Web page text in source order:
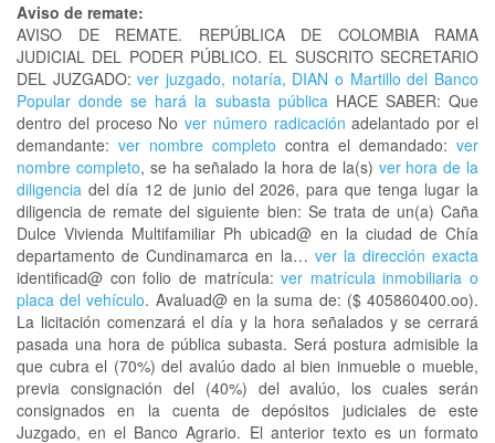
Aviso de remate:
AVISO DE REMATE. REPÚBLICA DE COLOMBIA RAMA
JUDICIAL DEL PODER PÚBLICO. EL SUSCRITO SECRETARIO
DEL JUZGADO: ver juzgado, notaría, DIAN o Martillo del Banco
Popular donde se hará la subasta públicaHACE SABER: Que
dentro del proceso Nover número radicación adelantado por el
demandante: ver nombre completo contra el demandado: ver
nombre completo, se ha señalado la hora de la(s) ver hora de la
diligencia del día 12 de junio del 2026, para que tenga lugar la
diligencia de remate del siguiente bien: Se trata de un(a) Caña
Dulce Vivienda Multifamiliar Ph ubicad@ en la ciudad de Chía
departamento de Cundinamarca en la… ver la dirección exacta
identificad@ con folio de matrícula:ver matrícula inmobiliaria o
placa del vehículo. Avaluad@ en la suma de: ($ 405860400.oo).
La licitación comenzará el día y la hora señalados y se cerrará
pasada una hora de pública subasta. Será postura admisible la
que cubra el (70%) del avalúo dado al bien inmueble o mueble,
previa consignación del (40%) del avalúo, los cuales serán
consignados en la cuenta de depósitos judiciales de este
Juzgado, en el Banco Agrario. El anterior texto es un formato